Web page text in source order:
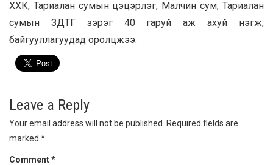
ХХК, Тариалан сумын цэцэрлэг, Малчин сум, Тариалан
сумын ЗДТГ зэрэг 40 гаруй аж ахуй нэгж,
байгууллагуудад оролцжээ.
Leave a Reply
Your email address will not be published.
Required fields are
marked *
Comment*